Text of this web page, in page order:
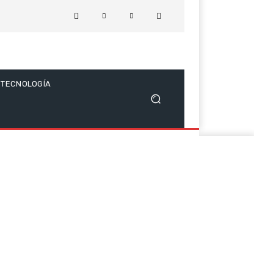
TECNOLOGÍA